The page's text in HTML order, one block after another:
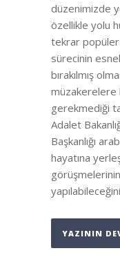
düzenimizde
özellikle yolu
tekrar popüler
sürecinin
bırakılmış
müzakerelere
gerekmediği
Adalet
Başkanlığı
hayatına
YAZININ